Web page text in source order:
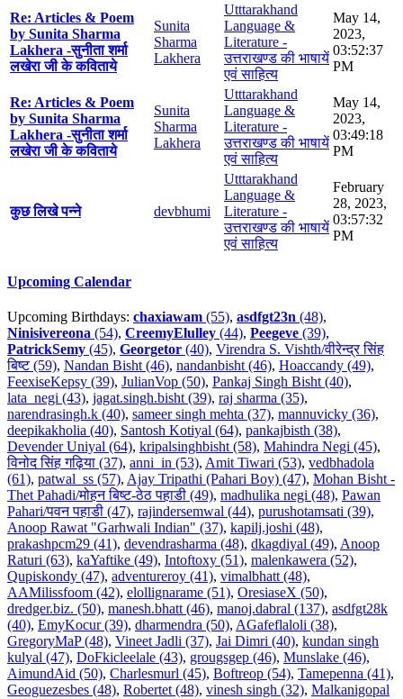
Re: Articles & Poem
by Sunita Sharma
Lakhera -सुनीता शर्मा
लखेरा जी के कविताये
Sunita
Sharma
Lakhera
Utttarakhand
Language &
Literature -
उत्तराखण्ड की भाषायें
एवं साहित्य
May 14,
2023,
03:52:37
PM
Re: Articles & Poem
by Sunita Sharma
Lakhera -सुनीता शर्मा
लखेरा जी के कविताये
Sunita
Sharma
Lakhera
Utttarakhand
Language &
Literature -
उत्तराखण्ड की भाषायें
एवं साहित्य
May 14,
2023,
03:49:18
PM
कुछ लिखे पन्ने devbhumi
Utttarakhand
Language &
Literature -
उत्तराखण्ड की भाषायें
एवं साहित्य
February
28, 2023,
03:57:32
PM
Upcoming Calendar
Upcoming Birthdays: chaxiawam (55), asdfgt23n (48),
Ninisivereona (54), CreemyElulley (44), Peegeve (39),
PatrickSemy (45), Georgetor (40), Virendra S. Vishth/वीरेन्द्र सिंह
बिष्ट (59), Nandan Bisht (46), nandanbisht (46), Hoaccandy (49),
FeexiseKepsy (39), JulianVop (50), Pankaj Singh Bisht (40),
lata_negi (43), jagat.singh.bisht (39), raj sharma (35),
narendrasingh.k (40), sameer singh mehta (37), mannuvicky (36),
deepikakholia (40), Santosh Kotiyal (64), pankajbisth (38),
Devender Uniyal (64), kripalsinghbisht (58), Mahindra Negi (45),
विनोद सिंह गढ़िया (37), anni_in (53), Amit Tiwari (53), vedbhadola
(61), patwal_ss (57), Ajay Tripathi (Pahari Boy) (47), Mohan Bisht -
Thet Pahadi/मोहन बिष्ट-ठेठ पहाडी (49), madhulika negi (48), Pawan
Pahari/पवन पहाडी (47), rajindersemwal (44), purushotamsati (39),
Anoop Rawat "Garhwali Indian" (37), kapilj.joshi (48),
prakashpcm29 (41), devendrasharma (48), dkagdiyal (49), Anoop
Raturi (63), kaYaftike (49), Intoftoxy (51), malenkawera (52),
Qupiskondy (47), adventureroy (41), vimalbhatt (48),
AAMilissfoom (42), elollignarame (51), OresiaseX (50),
dredger.biz. (50), manesh.bhatt (46), manoj.dabral (137), asdfgt28k
(40), EmyKocur (39), dharmendra (50), AGafeflaloli (38),
GregoryMaP (48), Vineet Jadli (37), Jai Dimri (40), kundan singh
kulyal (47), DoFkicleelale (43), grougsgep (46), Munslake (46),
AimundAid (50), Charlesmurl (45), Boftreop (54), Tamepenna (41),
Geoguezesbes (48), Robertet (48), vinesh singh (32), Malkanigopal